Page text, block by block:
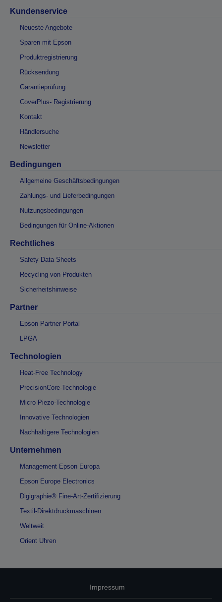
Kundenservice
Neueste Angebote
Sparen mit Epson
Produktregistrierung
Rücksendung
Garantieprüfung
CoverPlus- Registrierung
Kontakt
Händlersuche
Newsletter
Bedingungen
Allgemeine Geschäftsbedingungen
Zahlungs- und Lieferbedingungen
Nutzungsbedingungen
Bedingungen für Online-Aktionen
Rechtliches
Safety Data Sheets
Recycling von Produkten
Sicherheitshinweise
Partner
Epson Partner Portal
LPGA
Technologien
Heat-Free Technology
PrecisionCore-Technologie
Micro Piezo-Technologie
Innovative Technologien
Nachhaltigere Technologien
Unternehmen
Management Epson Europa
Epson Europe Electronics
Digigraphie® Fine-Art-Zertifizierung
Textil-Direktdruckmaschinen
Weltweit
Orient Uhren
Impressum